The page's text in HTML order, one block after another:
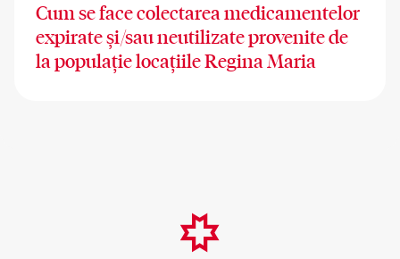
Cum se face colectarea medicamentelor
expirate și/sau neutilizate provenite de
la populație locațiile Regina Maria